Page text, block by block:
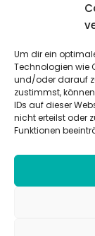
Um dir ein
Technologien wie
und/oder darauf
zustimmst,
IDs auf dieser
nicht erteilst oder
Funktionen
Mitarbeitende
CVJM-
CVJM-Westbund